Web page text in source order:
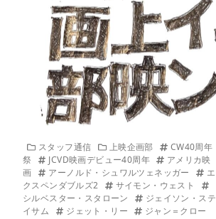
スタッフ通信 上映企画部
CW40周年
祭
JCVD映画デビュー40周年
アメリカ映
画
アーノルド・シュワルツェネッガー
エ
クスペンダブルズ2
サイモン・ウェスト
シルベスター・スタローン
ジェイソン・ステ
イサム
ジェット・リー
ジャン＝クロー